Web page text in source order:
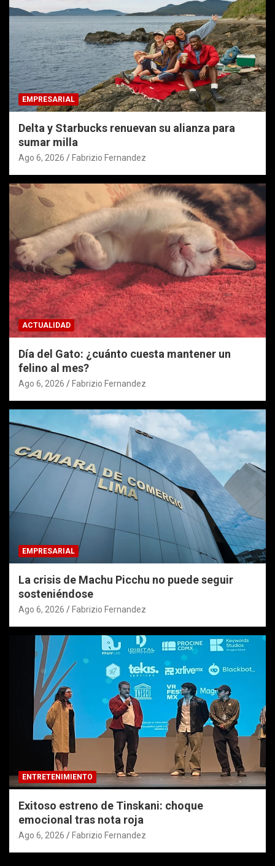
EMPRESARIAL
Delta y Starbucks renuevan su alianza para
sumar milla
Ago 6, 2026 Fabrizio Fernandez
ACTUALIDAD
Día del Gato: ¿cuánto cuesta mantener un
felino al mes?
Ago 6, 2026 Fabrizio Fernandez
EMPRESARIAL
La crisis de Machu Picchu no puede seguir
sosteniéndose
Ago 6, 2026 Fabrizio Fernandez
ENTRETENIMIENTO
Exitoso estreno de Tinskani: choque
emocional tras nota roja
Ago 6, 2026 Fabrizio Fernandez